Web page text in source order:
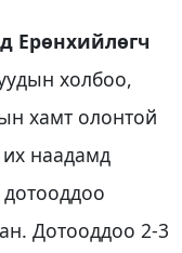
Ерөнхийлөгч
холбоо,
хамт олонтой
наадамд
Дотооддоо 2-3